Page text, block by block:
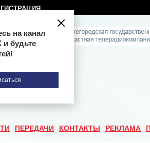
ПЕРЕДАЧИ КОНТАКТЫ РЕКЛАМА
на канал
будьте